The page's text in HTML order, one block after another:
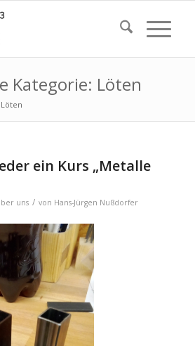
Kategorie: Löten
Löten
ein Kurs „Metalle
uns / von Hans-Jürgen Nußdorfer